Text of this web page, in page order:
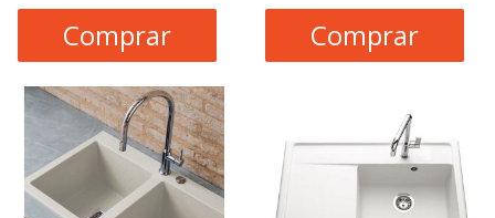
Comprar
Comprar